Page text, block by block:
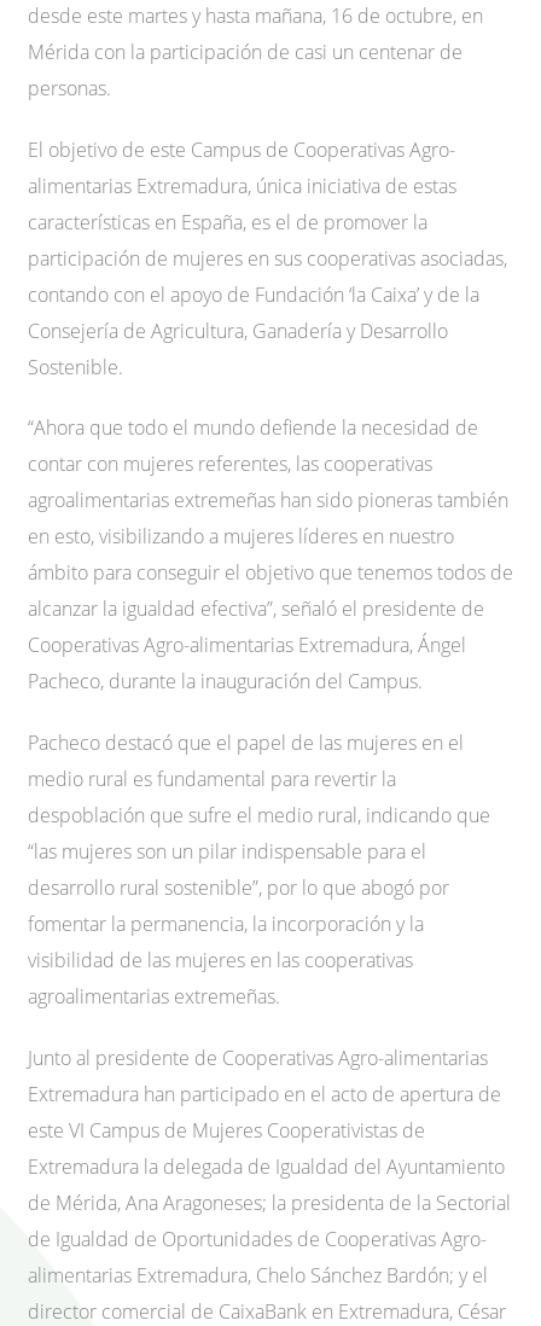
desde este martes y hasta mañana, 16 de octubre, en
Mérida con la participación de casi un centenar de
personas.
El objetivo de este Campus de Cooperativas Agro-
alimentarias Extremadura, única iniciativa de estas
características en España, es el de promover la
participación de mujeres en sus cooperativas asociadas,
contando con el apoyo de Fundación ‘la Caixa’ y de la
Consejería de Agricultura, Ganadería y Desarrollo
Sostenible.
“Ahora que todo el mundo defiende la necesidad de
contar con mujeres referentes, las cooperativas
agroalimentarias extremeñas han sido pioneras también
en esto, visibilizando a mujeres líderes en nuestro
ámbito para conseguir el objetivo que tenemos todos de
alcanzar la igualdad efectiva”, señaló el presidente de
Cooperativas Agro-alimentarias Extremadura, Ángel
Pacheco, durante la inauguración del Campus.
Pacheco destacó que el papel de las mujeres en el
medio rural es fundamental para revertir la
despoblación que sufre el medio rural, indicando que
“las mujeres son un pilar indispensable para el
desarrollo rural sostenible”, por lo que abogó por
fomentar la permanencia, la incorporación y la
visibilidad de las mujeres en las cooperativas
agroalimentarias extremeñas.
Junto al presidente de Cooperativas Agro-alimentarias
Extremadura han participado en el acto de apertura de
este VI Campus de Mujeres Cooperativistas de
Extremadura la delegada de Igualdad del Ayuntamiento
de Mérida, Ana Aragoneses; la presidenta de la Sectorial
de Igualdad de Oportunidades de Cooperativas Agro-
alimentarias Extremadura, Chelo Sánchez Bardón; y el
director comercial de CaixaBank en Extremadura, César